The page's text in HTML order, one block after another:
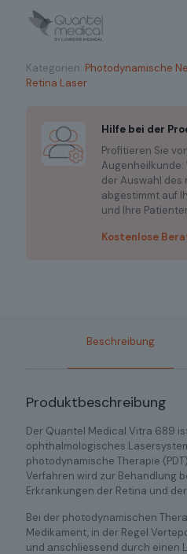
Kategorien: Photodynamische
Retina Laser
Hilfe bei der
Profitieren Sie
der Auswahl des
abgestimmt auf
und Ihre
Kostenlose
Beschreibung
Produktbeschreibung
Der Quantel Medical Vitra 689
ophthalmologisches
photodynamische Therapie
Verfahren wird zur Behandlung
Erkrankungen der Retina und
Bei der photodynamischen
Medikament, in der Regel
und anschliessend durch einen